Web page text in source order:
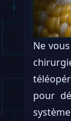
Ne
pour